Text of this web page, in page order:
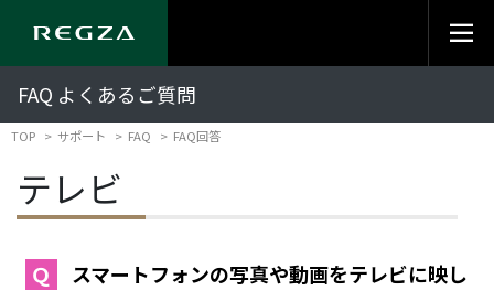
FAQ よくあるご質問
TOP サポート FAQ FAQ回答
テレビ